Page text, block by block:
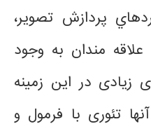
پردازش تصویر،
علاقه مندان به وجود
زیادی در این زمینه
تئوری با فرمول و